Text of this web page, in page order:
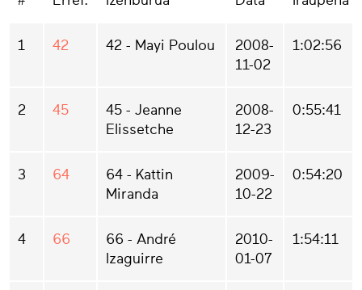
1 42 42 - Mayi Poulou
2008-
11-02
1:02:56
2 45
45 - Jeanne
Elissetche
2008-
12-23
0:55:41
3 64
64 - Kattin
Miranda
2009-
10-22
0:54:20
4 66
66 - André
Izaguirre
2010-
01-07
1:54:11